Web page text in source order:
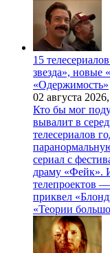
15
звезда», новые
«Одержимость»
02 августа 2026,
Кто бы мог
вывалит в
телесериалов
сериал с
драму «Фейк».
телепроектов
приквел
«Теории